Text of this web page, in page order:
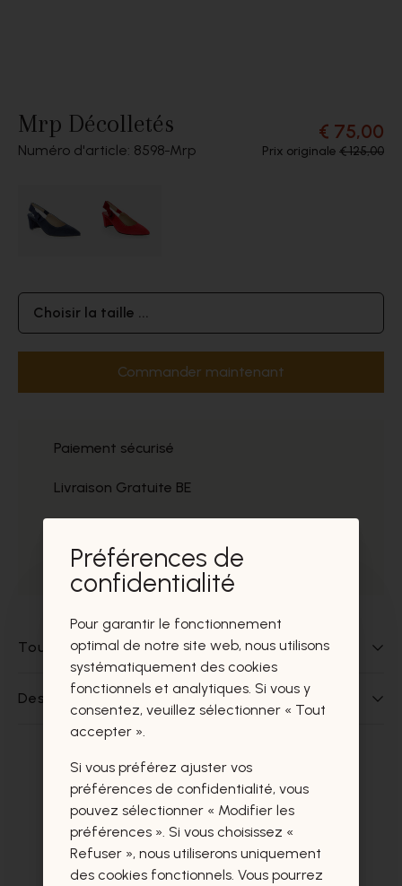
Mrp Décolletés
Numéro d'article: 8598 Mrp
€ 75,00
Prix originale € 125,00
Choisir la taille ...
Commander maintenant
Paiement sécurisé
Livraison Gratuite BE
Prélèvement gratuit
Tout sur ce produit
Des questions sur ce produit?
Ces produits vous intéresseront
certainement aussi.
Préférences de
confidentialité
Pour garantir le fonctionnement
optimal de notre site web, nous utilisons
systématiquement des cookies
fonctionnels et analytiques. Si vous y
consentez, veuillez sélectionner « Tout
accepter ».
Si vous préférez ajuster vos
préférences de confidentialité, vous
pouvez sélectionner « Modifier les
préférences ». Si vous choisissez «
Refuser », nous utiliserons uniquement
des cookies fonctionnels. Vous pourrez